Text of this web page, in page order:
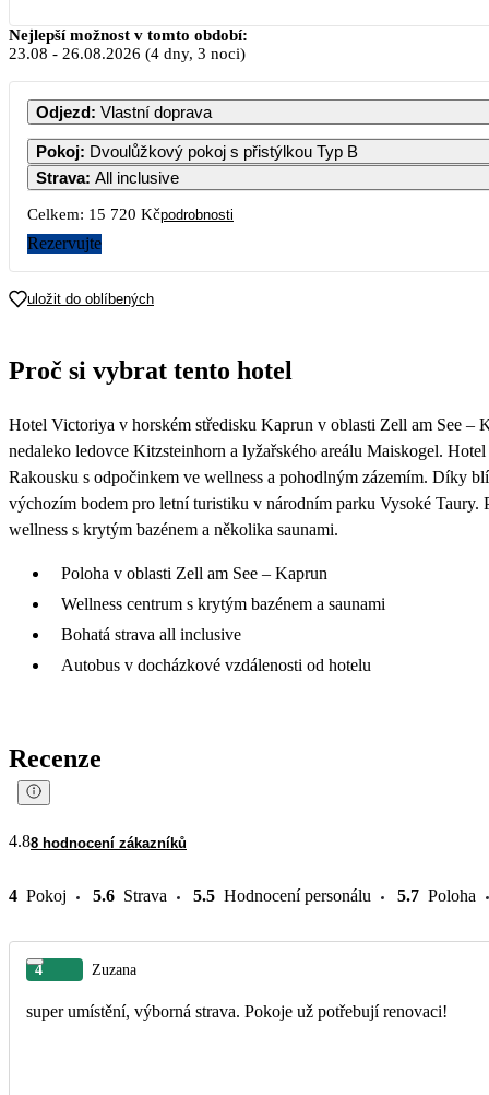
Srpen
PO ÚT ST ČT
3 4 5 6
31
Nejlepší možnost v tomto období:
23.08 - 26.08.2026 (4 dny, 3 noci)
Odjezd: Vlastní doprava
Pokoj: Dvoulůžkový pokoj s přistýlkou Typ B
Strava: All inclusive
Celkem: 15 720 Kčpodrobnosti
Rezervujte
uložit do oblíbených
Proč si vybrat tento hotel
Hotel Victoriya v horském středisku Kaprun v oblasti Zell am See –
nedaleko ledovce Kitzsteinhorn a lyžařského areálu Maiskogel.
Rakousku s odpočinkem ve wellness a pohodlným zázemím. Díky
výchozím bodem pro letní turistiku v národním parku Vysoké
wellness s krytým bazénem a několika saunami.
Poloha v oblasti Zell am See – Kaprun
Wellness centrum s krytým bazénem a saunami
Bohatá strava all inclusive
Autobus v docházkové vzdálenosti od hotelu
Recenze
4.88 hodnocení zákazníků
4 Pokoj 5.6 Strava 5.5 Hodnocení personálu 5.7 Poloha
4 Zuzana
super umístění, výborná strava. Pokoje už potřebují renovaci!